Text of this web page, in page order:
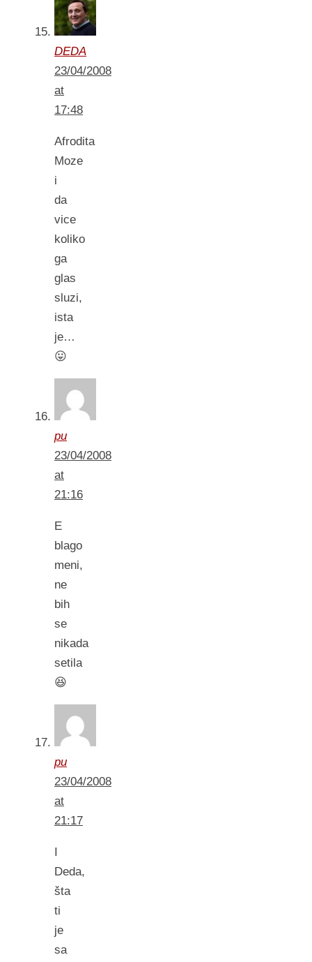
DEDA
23/04/2008
at
17:48
Afrodita
Moze
i
da
vice
koliko
ga
glas
sluzi,
ista
je…
😛
pu
23/04/2008
at
21:16
E
blago
meni,
ne
bih
se
nikada
setila
😆
pu
23/04/2008
at
21:17
Deda,
šta
ti
je
sa